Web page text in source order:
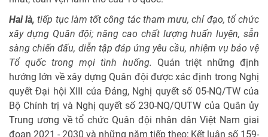
Hai là, tiếp tục làm tốt công tác tham mưu, chỉ đạo, tổ chức
xây dựng Quân đội; nâng cao chất lượng huấn luyện, sẵn
sàng chiến đấu, diễn tập đáp ứng yêu cầu, nhiệm vụ bảo vệ
Tổ quốc trong mọi tình huống. Quán triệt những định
hướng lớn về xây dựng Quân đội được xác định trong Nghị
quyết Đại hội XIII của Đảng, Nghị quyết số 05-NQ/TW của
Bộ Chính trị và Nghị quyết số 230-NQ/QUTW của Quân ủy
Trung ương về tổ chức Quân đội nhân dân Việt Nam giai
đoạn 2021 - 2030 và những năm tiếp theo; Kết luận số 159-